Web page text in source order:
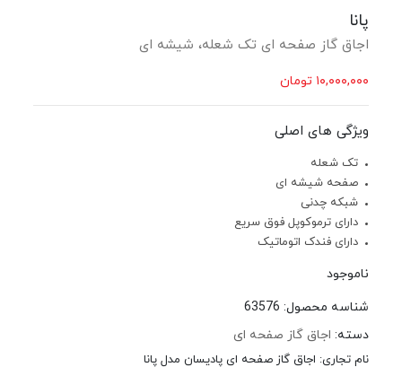
پانا
اجاق گاز صفحه ای تک شعله، شیشه ای
۱۰,۰۰۰,۰۰۰ تومان
ویژگی های اصلی
تک شعله
صفحه شیشه ای
شبکه چدنی
دارای ترموکوپل فوق سریع
دارای فندک اتوماتیک
ناموجود
شناسه محصول: 63576
دسته: اجاق گاز صفحه ای
نام تجاری: اجاق گاز صفحه ای پادیسان مدل پانا